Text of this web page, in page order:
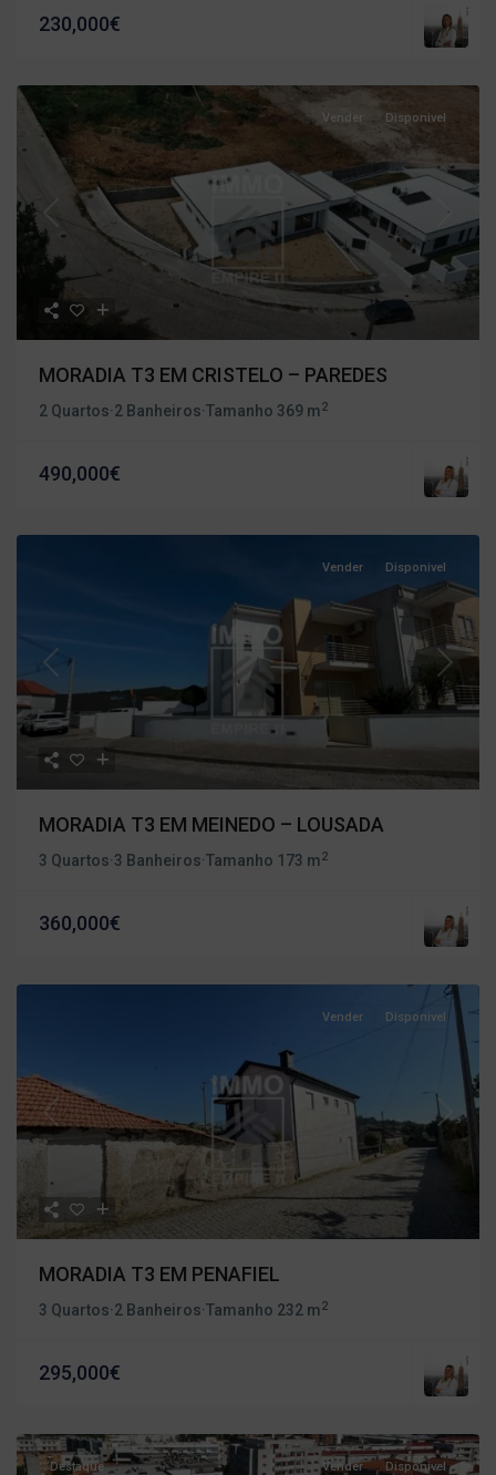
230,000€
Previous Next
Vender Disponivel
MORADIA T3 EM CRISTELO – PAREDES
2 Quartos·2 Banheiros·Tamanho 369 m2
490,000€
Previous Next
Vender Disponivel
MORADIA T3 EM MEINEDO – LOUSADA
3 Quartos·3 Banheiros·Tamanho 173 m2
360,000€
Previous Next
Vender Disponivel
MORADIA T3 EM PENAFIEL
3 Quartos·2 Banheiros·Tamanho 232 m2
295,000€
Destaque Vender Disponivel